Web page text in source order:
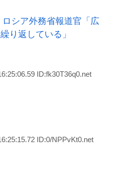
ロシア外務省報道官「広
り返している」
ID:fk30T36q0.net
ID:0/NPPvKt0.net